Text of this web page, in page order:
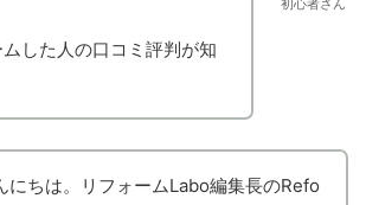
した人の口コミ評判が知
にちは。リフォームLabo編集長のRefo